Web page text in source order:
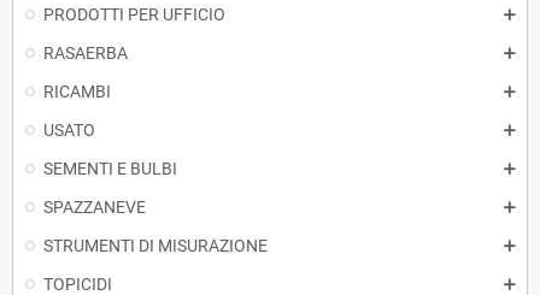
PRODOTTI PER UFFICIO
RASAERBA
RICAMBI
USATO
SEMENTI E BULBI
SPAZZANEVE
STRUMENTI DI MISURAZIONE
TOPICIDI